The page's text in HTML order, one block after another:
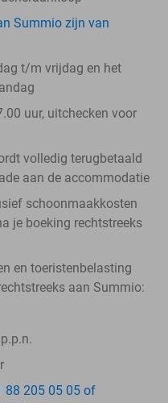
Summio zijn van
t/m vrijdag en het
uur, uitchecken voor
volledig terugbetaald
aan de accommodatie
schoonmaakkosten
je boeking rechtstreeks
en toeristenbelasting
aan Summio:
88 205 05 05 of